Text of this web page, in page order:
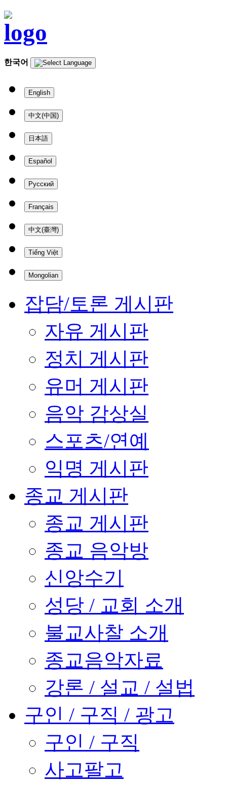
한국어
English
中文(中国)
日本語
Español
Русский
Français
中文(臺灣)
Tiếng Việt
Mongolian
잡담/토론 게시판
자유 게시판
정치 게시판
유머 게시판
음악 감상실
스포츠/연예
익명 게시판
종교 게시판
종교 게시판
종교 음악방
신앙수기
성당 / 교회 소개
불교사찰 소개
종교음악자료
강론 / 설교 / 설법
구인 / 구직 / 광고
구인 / 구직
사고팔고